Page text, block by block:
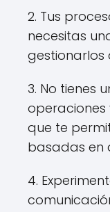
2. Tus
necesitas
gestionarlos
3. No tienes
operaciones
que te
basadas en
4.